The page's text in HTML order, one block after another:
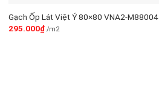
Gạch Ốp Lát Việt Ý 80×80 VNA2-M88004
295.000₫/m2